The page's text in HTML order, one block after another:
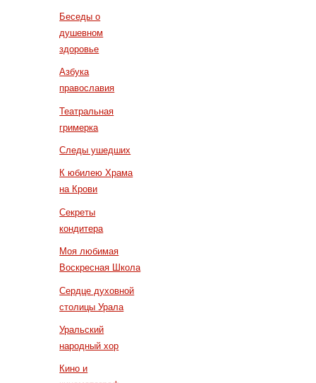
Беседы о
душевном
здоровье
Азбука
православия
Театральная
гримерка
Следы ушедших
К юбилею Храма
на Крови
Секреты
кондитера
Моя любимая
Воскресная Школа
Сердце духовной
столицы Урала
Уральский
народный хор
Кино и